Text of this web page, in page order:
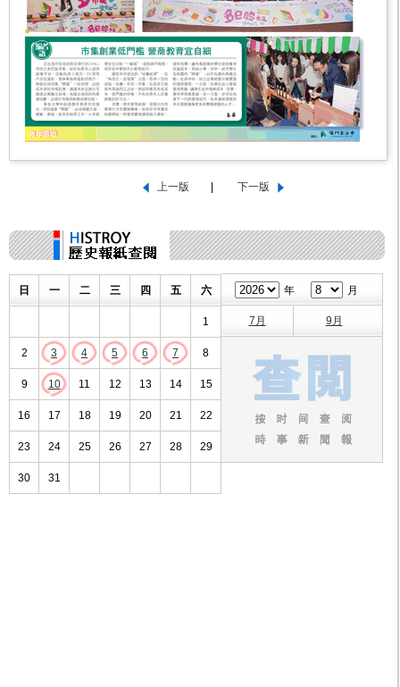
日 一 二 三 四 五 六
1
2 3 4 5 6 7 8
9 10 11 12 13 14 15
16 17 18 19 20 21 22
23 24 25 26 27 28 29
30 31
年 月
7月 9月